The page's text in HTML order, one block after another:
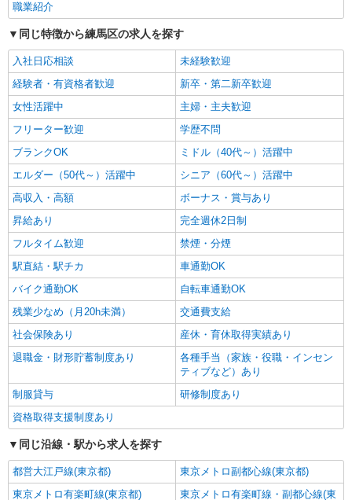
職業紹介
同じ特徴から練馬区の求人を探す
入社日応相談
未経験歓迎
経験者・有資格者歓迎
新卒・第二新卒歓迎
女性活躍中
主婦・主夫歓迎
フリーター歓迎
学歴不問
ブランクOK
ミドル（40代～）活躍中
エルダー（50代～）活躍中
シニア（60代～）活躍中
高収入・高額
ボーナス・賞与あり
昇給あり
完全週休2日制
フルタイム歓迎
禁煙・分煙
駅直結・駅チカ
車通勤OK
バイク通勤OK
自転車通勤OK
残業少なめ（月20h未満）
交通費支給
社会保険あり
産休・育休取得実績あり
退職金・財形貯蓄制度あり
各種手当（家族・役職・インセン
ティブなど）あり
制服貸与
研修制度あり
資格取得支援制度あり
同じ沿線・駅から求人を探す
都営大江戸線(東京都)
東京メトロ副都心線(東京都)
東京メトロ有楽町線(東京都)
東京メトロ有楽町線・副都心線(東